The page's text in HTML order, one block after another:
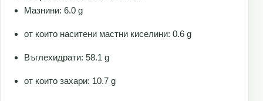
Мазнини: 6.0 g
от които наситени мастни киселини: 0.6 g
Въглехидрати: 58.1 g
от които захари: 10.7 g